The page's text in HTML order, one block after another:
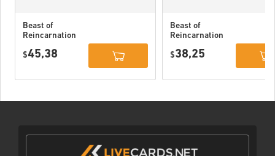
Beast of
Reincarnation
PC (STEAM)
$45,38
Beast of
Reincarnation
$38,25